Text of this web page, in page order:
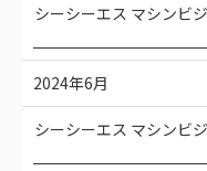
シーシーエス マシンビ
2024年6月
シーシーエス マシンビ